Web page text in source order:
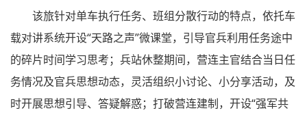
该旅针对单车执行任务、班组分散行动的特点，依托车
载对讲系统开设“天路之声”微课堂，引导官兵利用任务途中
的碎片时间学习思考；兵站休整期间，营连主官结合当日任
务情况及官兵思想动态，灵活组织小讨论、小分享活动，及
时开展思想引导、答疑解惑；打破营连建制，开设“强军共